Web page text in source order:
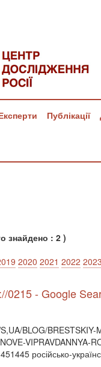
Публікації
знайдено : 2 )
2020 2021 2022
0215 - Google
BLOG/BRESTSKIY-
VIPRAVDANNYA-
російсько-